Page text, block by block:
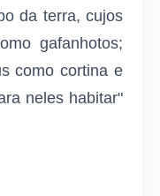
da terra, cujos
gafanhotos;
como cortina e
neles habitar"